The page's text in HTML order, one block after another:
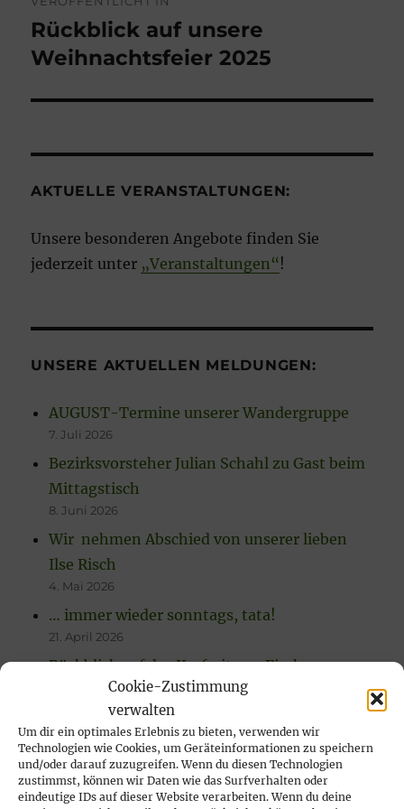
Cookie-Zustimmung
verwalten
Um dir ein optimales Erlebnis zu bieten, verwenden wir
Technologien wie Cookies, um Geräteinformationen zu speichern
und/oder darauf zuzugreifen. Wenn du diesen Technologien
zustimmst, können wir Daten wie das Surfverhalten oder
eindeutige IDs auf dieser Website verarbeiten. Wenn du deine
Rückblick auf unsere
Weihnachtsfeier 2025
AKTUELLE VERANSTALTUNGEN:
Unsere besonderen Angebote finden Sie
jederzeit unter „Veranstaltungen“ !
UNSERE AKTUELLEN MELDUNGEN:
AUGUST-Termine unserer Wandergruppe
7. Juli 2026
Bezirksvorsteher Julian Schahl zu Gast beim
Mittagstisch
8. Juni 2026
Wir nehmen Abschied von unserer lieben
Ilse Risch
4. Mai 2026
… immer wieder sonntags, tata!
21. April 2026
Rückblick auf das Karfreitags-Fischessen
14. April 2026
Nachlese Rosenmontagsparty 2026: es
wurde gesungen, gelacht & geschunkelt!
23. Februar 2026